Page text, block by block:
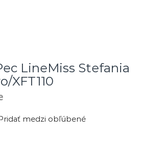
LineMiss Stefania
XFT110
medzi obľúbené